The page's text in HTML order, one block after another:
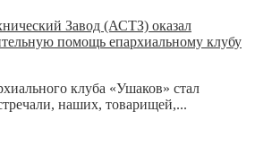
Завод (АСТЗ) оказал
помощь епархиальному клубу
клуба «Ушаков» стал
наших, товарищей,...